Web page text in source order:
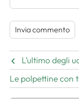
L’ultimo degli
Le polpettine con